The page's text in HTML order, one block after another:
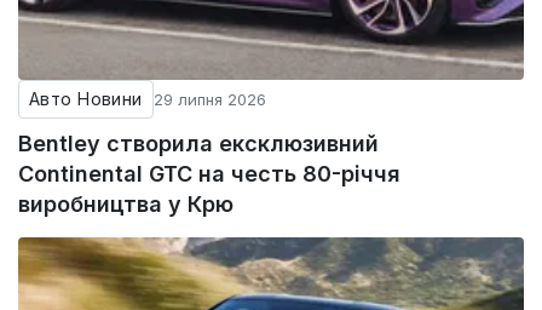
Авто Новини 29 липня 2026
Bentley створила ексклюзивний
Continental GTC на честь 80-річчя
виробництва у Крю